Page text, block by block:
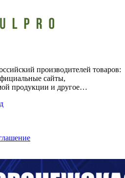
производителей товаров:
сайты,
продукции и другое…